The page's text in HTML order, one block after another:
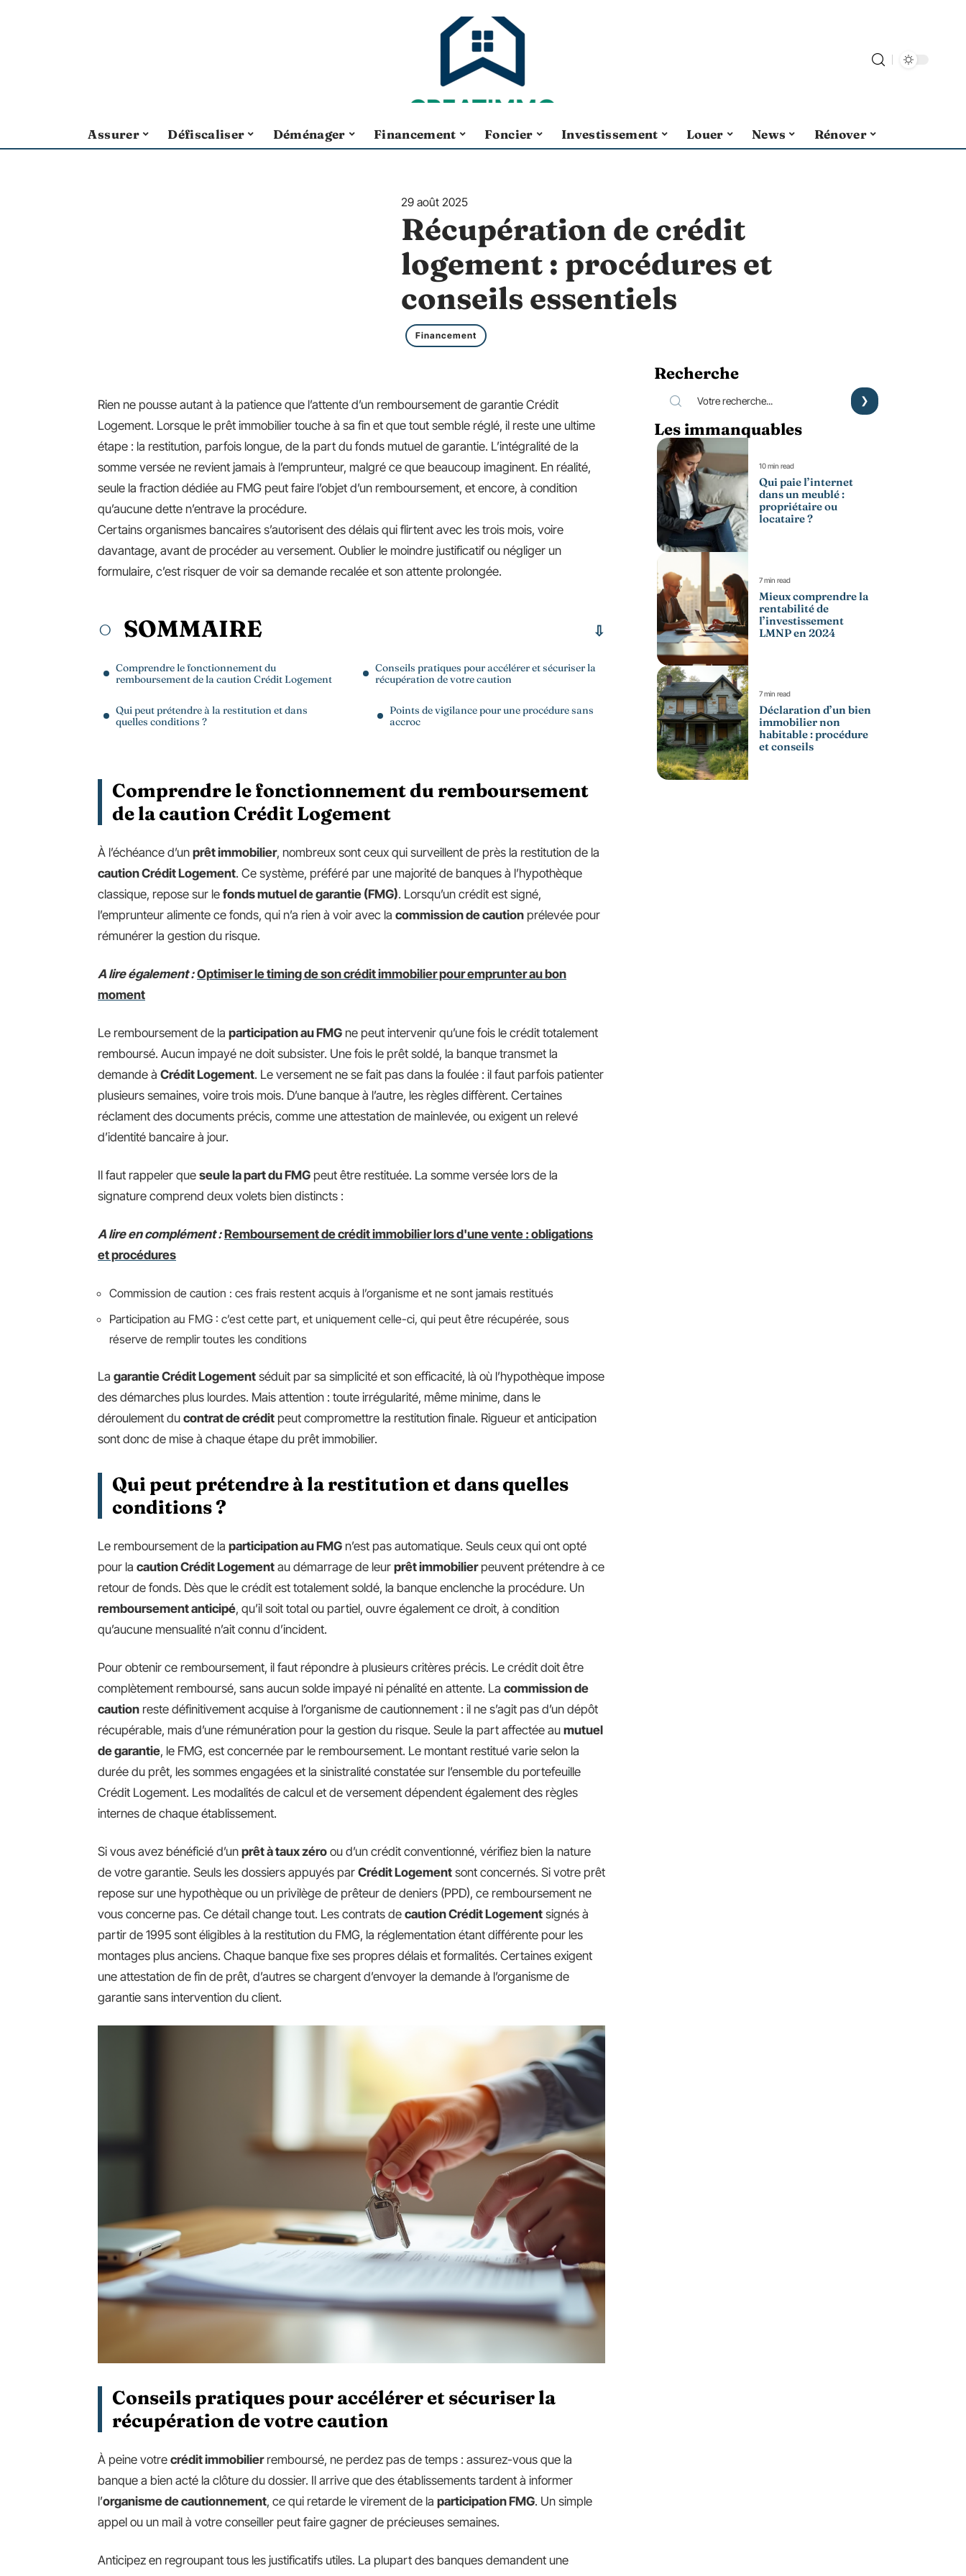
Assurer Défiscaliser Déménager Financement Foncier Investissement Louer News Rénover
29 août 2025
Récupération de crédit
logement : procédures et
conseils essentiels
Financement
Rien ne pousse autant à la patience que l’attente d’un remboursement de garantie Crédit
Logement. Lorsque le prêt immobilier touche à sa fin et que tout semble réglé, il reste une ultime
étape : la restitution, parfois longue, de la part du fonds mutuel de garantie. L’intégralité de la
somme versée ne revient jamais à l’emprunteur, malgré ce que beaucoup imaginent. En réalité,
seule la fraction dédiée au FMG peut faire l’objet d’un remboursement, et encore, à condition
qu’aucune dette n’entrave la procédure.
Certains organismes bancaires s’autorisent des délais qui flirtent avec les trois mois, voire
davantage, avant de procéder au versement. Oublier le moindre justificatif ou négliger un
formulaire, c’est risquer de voir sa demande recalée et son attente prolongée.
SOMMAIRE
Comprendre le fonctionnement du
remboursement de la caution Crédit Logement
Qui peut prétendre à la restitution et dans
quelles conditions ?
Conseils pratiques pour accélérer et sécuriser la
récupération de votre caution
Points de vigilance pour une procédure sans
accroc
Comprendre le fonctionnement du remboursement
de la caution Crédit Logement
À l’échéance d’un prêt immobilier, nombreux sont ceux qui surveillent de près la restitution de la
caution Crédit Logement. Ce système, préféré par une majorité de banques à l’hypothèque
classique, repose sur le fonds mutuel de garantie (FMG). Lorsqu’un crédit est signé,
l’emprunteur alimente ce fonds, qui n’a rien à voir avec la commission de caution prélevée pour
rémunérer la gestion du risque.
A lire également : Optimiser le timing de son crédit immobilier pour emprunter au bon
moment
Le remboursement de la participation au FMG ne peut intervenir qu’une fois le crédit totalement
remboursé. Aucun impayé ne doit subsister. Une fois le prêt soldé, la banque transmet la
demande à Crédit Logement. Le versement ne se fait pas dans la foulée : il faut parfois patienter
plusieurs semaines, voire trois mois. D’une banque à l’autre, les règles diffèrent. Certaines
réclament des documents précis, comme une attestation de mainlevée, ou exigent un relevé
d’identité bancaire à jour.
Il faut rappeler que seule la part du FMG peut être restituée. La somme versée lors de la
signature comprend deux volets bien distincts :
A lire en complément : Remboursement de crédit immobilier lors d'une vente : obligations
et procédures
Commission de caution : ces frais restent acquis à l’organisme et ne sont jamais restitués
Participation au FMG : c’est cette part, et uniquement celle-ci, qui peut être récupérée, sous
réserve de remplir toutes les conditions
La garantie Crédit Logement séduit par sa simplicité et son efficacité, là où l’hypothèque impose
des démarches plus lourdes. Mais attention : toute irrégularité, même minime, dans le
déroulement du contrat de crédit peut compromettre la restitution finale. Rigueur et anticipation
sont donc de mise à chaque étape du prêt immobilier.
Qui peut prétendre à la restitution et dans quelles
conditions ?
Le remboursement de la participation au FMG n’est pas automatique. Seuls ceux qui ont opté
pour la caution Crédit Logement au démarrage de leur prêt immobilierpeuvent prétendre à ce
retour de fonds. Dès que le crédit est totalement soldé, la banque enclenche la procédure. Un
remboursement anticipé, qu’il soit total ou partiel, ouvre également ce droit, à condition
qu’aucune mensualité n’ait connu d’incident.
Pour obtenir ce remboursement, il faut répondre à plusieurs critères précis. Le crédit doit être
complètement remboursé, sans aucun solde impayé ni pénalité en attente. La commission de
caution reste définitivement acquise à l’organisme de cautionnement : il ne s’agit pas d’un dépôt
récupérable, mais d’une rémunération pour la gestion du risque. Seule la part affectée au mutuel
de garantie, le FMG, est concernée par le remboursement. Le montant restitué varie selon la
durée du prêt, les sommes engagées et la sinistralité constatée sur l’ensemble du portefeuille
Crédit Logement. Les modalités de calcul et de versement dépendent également des règles
internes de chaque établissement.
Si vous avez bénéficié d’un prêt à taux zéro ou d’un crédit conventionné, vérifiez bien la nature
de votre garantie. Seuls les dossiers appuyés par Crédit Logement sont concernés. Si votre prêt
repose sur une hypothèque ou un privilège de prêteur de deniers (PPD), ce remboursement ne
vous concerne pas. Ce détail change tout. Les contrats de caution Crédit Logement signés à
partir de 1995 sont éligibles à la restitution du FMG, la réglementation étant différente pour les
montages plus anciens. Chaque banque fixe ses propres délais et formalités. Certaines exigent
une attestation de fin de prêt, d’autres se chargent d’envoyer la demande à l’organisme de
garantie sans intervention du client.
Conseils pratiques pour accélérer et sécuriser la
récupération de votre caution
À peine votre crédit immobilierremboursé, ne perdez pas de temps : assurez-vous que la
banque a bien acté la clôture du dossier. Il arrive que des établissements tardent à informer
l’organisme de cautionnement, ce qui retarde le virement de la participation FMG. Un simple
appel ou un mail à votre conseiller peut faire gagner de précieuses semaines.
Anticipez en regroupant tous les justificatifs utiles. La plupart des banques demandent une
Recherche
Les immanquables
10 min read
Qui paie l’internet
dans un meublé :
propriétaire ou
locataire ?
7 min read
Mieux comprendre la
rentabilité de
l’investissement
LMNP en 2024
7 min read
Déclaration d’un bien
immobilier non
habitable : procédure
et conseils